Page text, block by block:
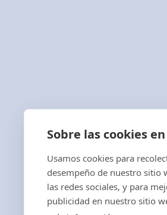
Sobre las cookies
Usamos cookies para
desempeño de nuestro sitio
las redes sociales, y para
publicidad en nuestro sitio